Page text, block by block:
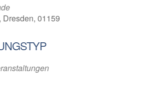
Dresden, 01159